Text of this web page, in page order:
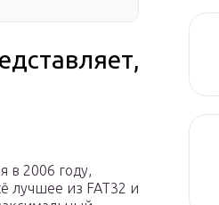
в 2006 году,
лучшее из FAT32 и